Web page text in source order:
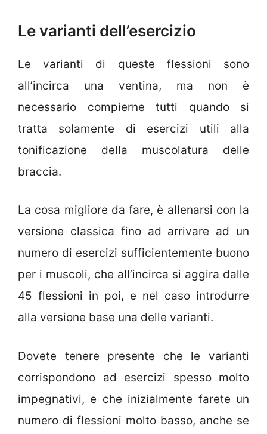
Le varianti dell’esercizio
Le varianti di queste flessioni sono
all’incirca una ventina, ma non è
necessario compierne tutti quando si
tratta solamente di esercizi utili alla
tonificazione della muscolatura delle
braccia.
La cosa migliore da fare, è allenarsi con la
versione classica fino ad arrivare ad un
numero di esercizi sufficientemente buono
per i muscoli, che all’incirca si aggira dalle
45 flessioni in poi, e nel caso introdurre
alla versione base una delle varianti.
Dovete tenere presente che le varianti
corrispondono ad esercizi spesso molto
impegnativi, e che inizialmente farete un
numero di flessioni molto basso, anche se